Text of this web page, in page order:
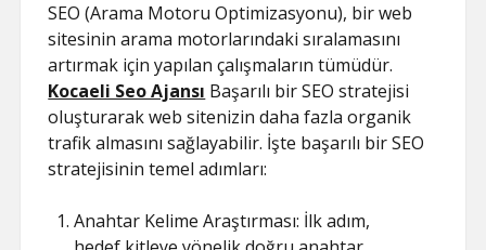
SEO (Arama Motoru Optimizasyonu), bir web
sitesinin arama motorlarındaki sıralamasını
artırmak için yapılan çalışmaların tümüdür.
Kocaeli Seo Ajansı Başarılı bir SEO stratejisi
oluşturarak web sitenizin daha fazla organik
trafik almasını sağlayabilir. İşte başarılı bir SEO
stratejisinin temel adımları:
Anahtar Kelime Araştırması: İlk adım,